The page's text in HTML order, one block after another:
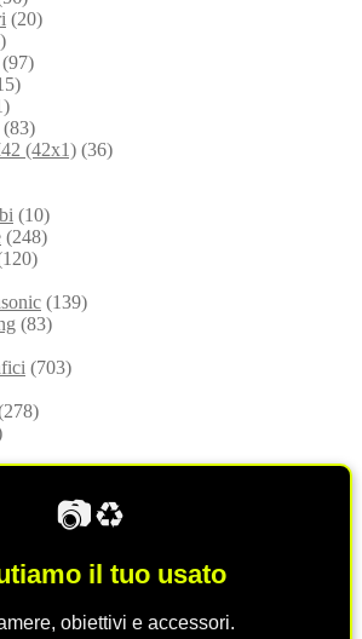
(20)
(97)
(83)
(42x1) (36)
(10)
(248)
(139)
(83)
(703)
📷♻️
il tuo usato
obiettivi e accessori.